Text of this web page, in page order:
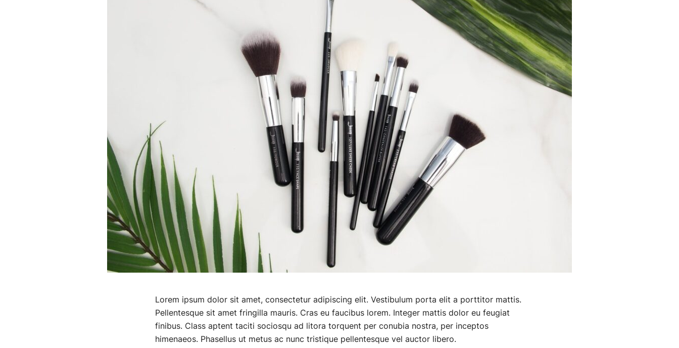
Lorem ipsum dolor sit amet, consectetur adipiscing elit. Vestibulum porta elit a porttitor mattis.
Pellentesque sit amet fringilla mauris. Cras eu faucibus lorem. Integer mattis dolor eu feugiat
finibus. Class aptent taciti sociosqu ad litora torquent per conubia nostra, per inceptos
himenaeos. Phasellus ut metus ac nunc tristique pellentesque vel auctor libero.